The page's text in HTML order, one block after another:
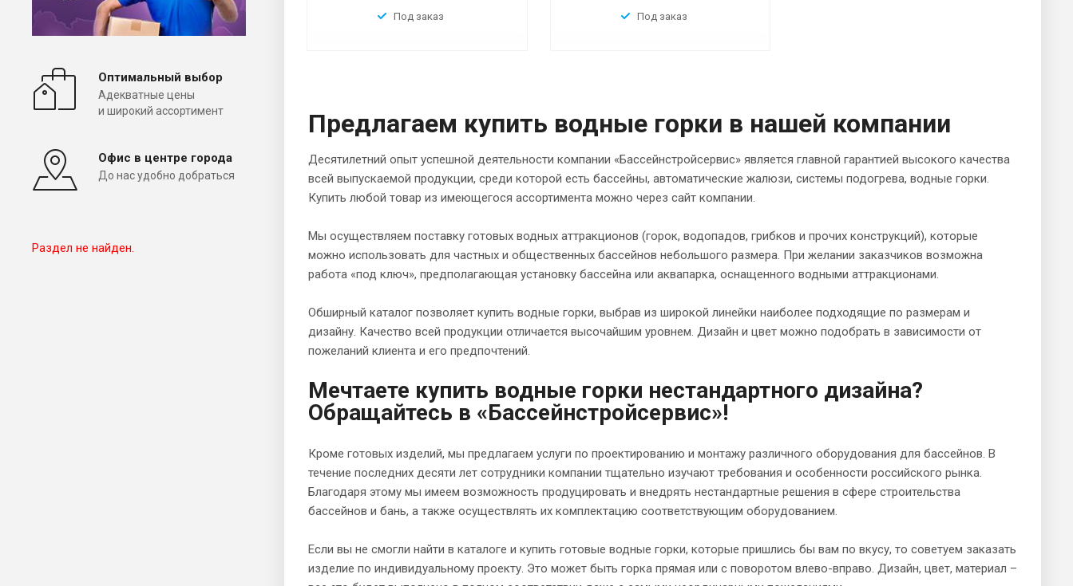
Под заказ Под заказ
Предлагаем купить водные горки в нашей компании
Десятилетний опыт успешной деятельности компании «Бассейнстройсервис» является главной гарантией высокого качества
всей выпускаемой продукции, среди которой есть бассейны, автоматические жалюзи, системы подогрева, водные горки.
Купить любой товар из имеющегося ассортимента можно через сайт компании.
Мы осуществляем поставку готовых водных аттракционов (горок, водопадов, грибков и прочих конструкций), которые
можно использовать для частных и общественных бассейнов небольшого размера. При желании заказчиков возможна
работа «под ключ», предполагающая установку бассейна или аквапарка, оснащенного водными аттракционами.
Обширный каталог позволяет купить водные горки, выбрав из широкой линейки наиболее подходящие по размерам и
дизайну. Качество всей продукции отличается высочайшим уровнем. Дизайн и цвет можно подобрать в зависимости от
пожеланий клиента и его предпочтений.
Мечтаете купить водные горки нестандартного дизайна?
Обращайтесь в «Бассейнстройсервис»!
Кроме готовых изделий, мы предлагаем услуги по проектированию и монтажу различного оборудования для бассейнов. В
течение последних десяти лет сотрудники компании тщательно изучают требования и особенности российского рынка.
Благодаря этому мы имеем возможность продуцировать и внедрять нестандартные решения в сфере строительства
бассейнов и бань, а также осуществлять их комплектацию соответствующим оборудованием.
Если вы не смогли найти в каталоге и купить готовые водные горки, которые пришлись бы вам по вкусу, то советуем заказать
изделие по индивидуальному проекту. Это может быть горка прямая или с поворотом влево-вправо. Дизайн, цвет, материал –
Оптимальный выбор
Адекватные цены
и широкий ассортимент
Офис в центре города
До нас удобно добраться
Раздел не найден.